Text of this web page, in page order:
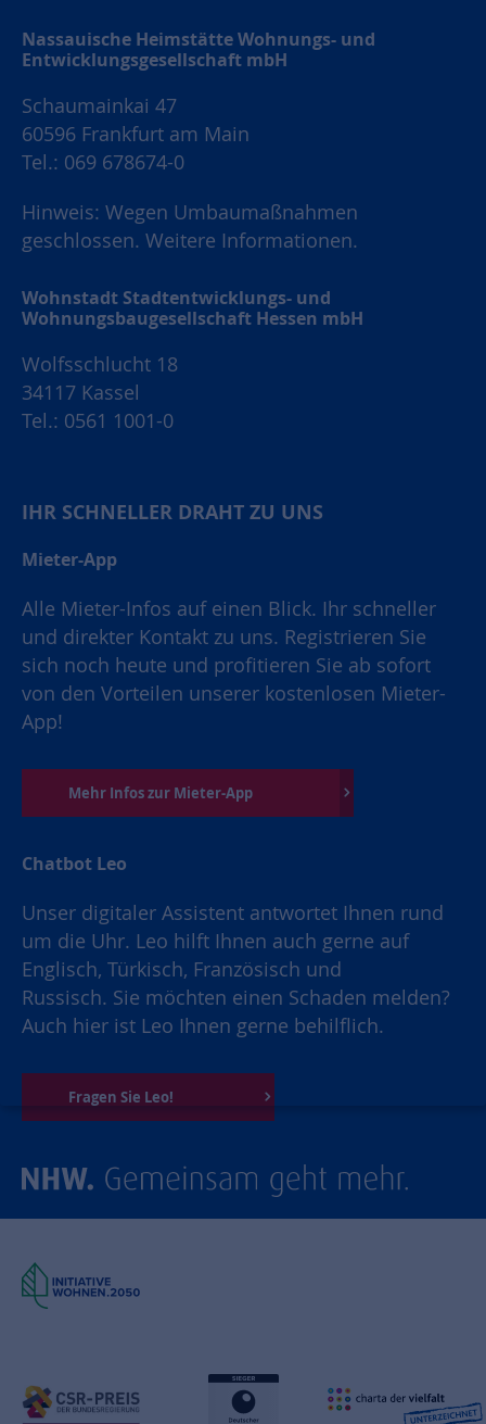
Nassauische Heimstätte Wohnungs- und
Entwicklungsgesellschaft mbH
Schaumainkai 47
60596 Frankfurt am Main
Tel.: 069 678674-0
Hinweis: Wegen Umbaumaßnahmen
geschlossen. Weitere Informationen.
Wohnstadt Stadtentwicklungs- und
Wohnungsbaugesellschaft Hessen mbH
Wolfsschlucht 18
34117 Kassel
Tel.: 0561 1001-0
IHR SCHNELLER DRAHT ZU UNS
Mieter-App
Alle Mieter-Infos auf einen Blick. Ihr schneller
und direkter Kontakt zu uns. Registrieren Sie
sich noch heute und profitieren Sie ab sofort
von den Vorteilen unserer kostenlosen Mieter-
App!
Mehr Infos zur Mieter-App
Chatbot Leo
Unser digitaler Assistent antwortet Ihnen rund
um die Uhr. Leo hilft Ihnen auch gerne auf
Englisch, Türkisch, Französisch und
Russisch. Sie möchten einen Schaden melden?
Auch hier ist Leo Ihnen gerne behilflich.
Fragen Sie Leo!